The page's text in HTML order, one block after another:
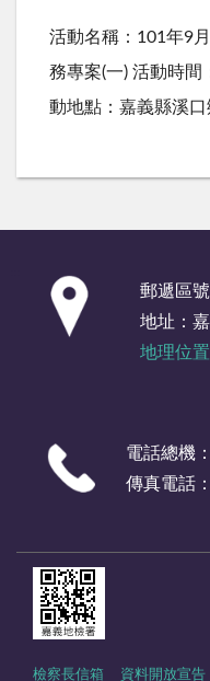
活動名稱：101年9
務專案(一) 活動時
動地點：嘉義縣溪口
郵遞區
地址：
地理位
電話總機
傳真電話
檢察長信箱 資料開放宣告